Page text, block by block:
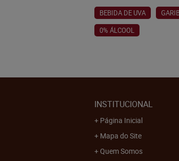
BEBIDA DE UVA
0% ÁLCOOL
INSTITUCIONAL
Página Inicial
Mapa do Site
Quem Somos